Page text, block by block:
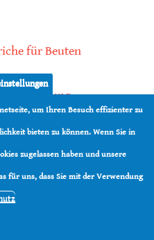
für Beuten
Haltung
Vertrauenssache
um Ihren Besuch effizienter zu
bieten zu können. Wenn Sie in
zugelassen haben und unsere
für uns, dass Sie mit der Verwendung